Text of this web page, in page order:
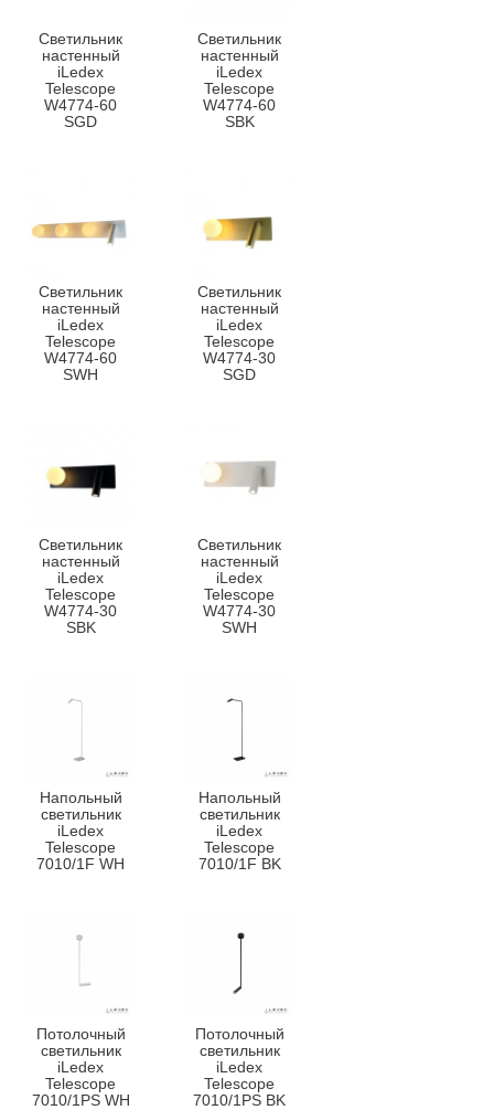
Светильник
настенный
iLedex
Telescope
W4774-60
SGD
Светильник
настенный
iLedex
Telescope
W4774-60
SBK
Светильник
настенный
iLedex
Telescope
W4774-60
SWH
Светильник
настенный
iLedex
Telescope
W4774-30
SGD
Светильник
настенный
iLedex
Telescope
W4774-30
SBK
Светильник
настенный
iLedex
Telescope
W4774-30
SWH
Напольный
светильник
iLedex
Telescope
7010/1F WH
Напольный
светильник
iLedex
Telescope
7010/1F BK
Потолочный
светильник
iLedex
Telescope
7010/1PS WH
Потолочный
светильник
iLedex
Telescope
7010/1PS BK